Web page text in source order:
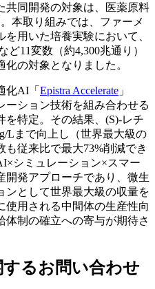
共同開発の対象は、
医薬原料
本取り組みでは、 ファーメ
を用いた培養実験において、
ど11変数 （約4,300兆通り）
化の対象と なりました。
化AI 「 Epistra Accelerate 」
ーション技術を組み合わせる
を特定。 その結果、 (S)-レチ
Lまで向上し
（世界最大級の
も従来比で最大73%削減でき
シミュレーション×スマー
開発アプローチであり、 微生
ンと して世界最大級の収量を
使用される中間体の生産性向
体制の確立への寄与が期待さ
するお問い合わせ